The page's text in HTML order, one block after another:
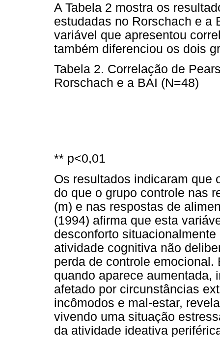
A Tabela 2 mostra os
estudadas no Rorschach e a
variável que apresentou
também diferenciou os dois
Tabela 2. Correlação de
Rorschach e a BAI (N=48)
** p<0,01
Os resultados indicaram que
do que o grupo controle nas
(m) e nas respostas de
(1994) afirma que esta
desconforto
atividade cognitiva não
perda de controle
quando aparece aumentada,
afetado por circunstâncias
incômodos e mal-estar,
vivendo uma situação
da atividade ideativa